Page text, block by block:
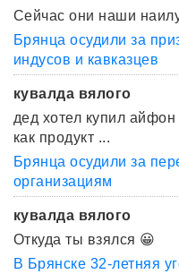
Сейчас они наши
Брянца осудили за
индусов и кавказцев
кувалда вялого
дед хотел купил айфон
как продукт ...
Брянца осудили за
организациям
кувалда вялого
Откуда ты взялся 😀
В Брянске 32-летняя